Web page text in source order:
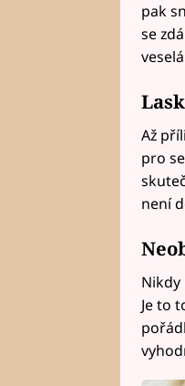
pak
se
Až
pro
není
Je to